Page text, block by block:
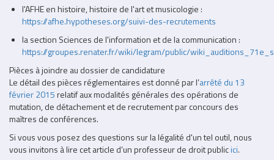
l'AFHE en histoire, histoire de l'art et musicologie :
https://afhe.hypotheses.org/suivi-des-recrutements
la section Sciences de l'information et de la communication :
https://groupes.renater.fr/wiki/legram/public/
Pièces à joindre au dossier de candidature
Le détail des pièces réglementaires est donné par l’arrêté du 13
février 2015relatif aux modalités générales des opérations de
mutation, de détachement et de recrutement par concours des
maîtres de conférences.
Si vous vous posez des questions sur la légalité d'un tel outil, nous
vous invitons à lire cet article d’un professeur de droit publicici.